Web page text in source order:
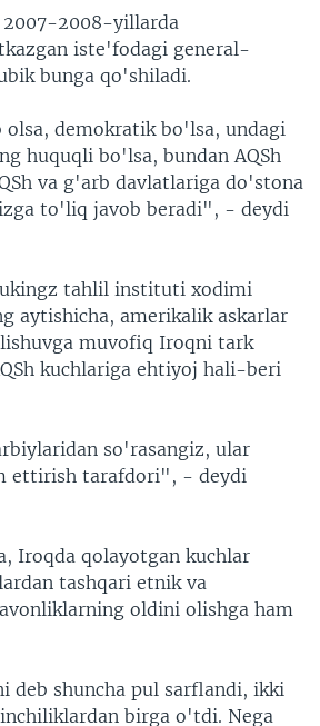
2008-yillarda
iste'fodagi general-
bunga qo'shiladi.
demokratik bo'lsa, undagi
huquqli bo'lsa, bundan AQSh
va g'arb davlatlariga do'stona
to'liq javob beradi", - deydi
tahlil instituti xodimi
aytishicha, amerikalik askarlar
muvofiq Iroqni tark
kuchlariga ehtiyoj hali-beri
so'rasangiz, ular
ettirish tarafdori", - deydi
Iroqda qolayotgan kuchlar
tashqari etnik va
oldini olishga ham
deb shuncha pul sarflandi, ikki
birga o'tdi. Nega